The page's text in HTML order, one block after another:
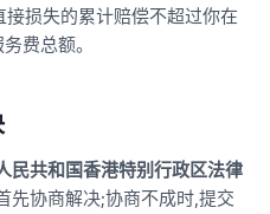
损失的累计赔偿不超过你在
费总额。
民共和国香港特别行政区法律
先协商解决;协商不成时,提交